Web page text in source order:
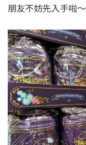
朋友不妨先入手啦～